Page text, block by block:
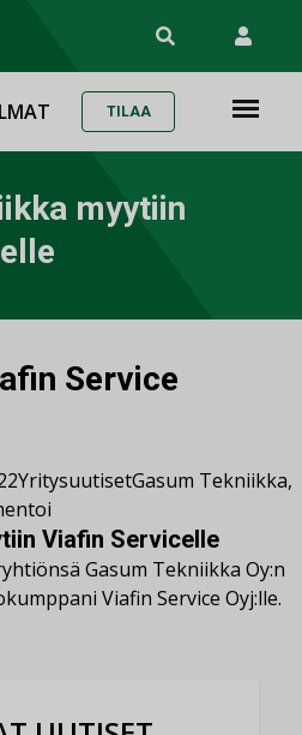
TILAA
myytiin
Service
YritysuutisetGasum Tekniikka,
Viafin Servicelle
Gasum Tekniikka Oy:n
Viafin Service Oyj:lle.